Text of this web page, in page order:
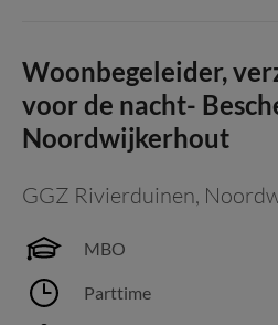
Woonbegeleider,
voor de nacht-
Noordwijkerhout
GGZ Rivierduinen,
MBO
Parttime